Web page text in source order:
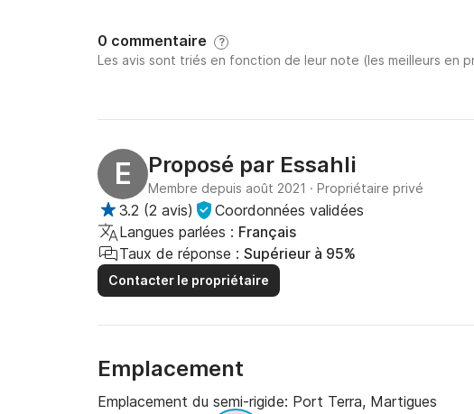
0 commentaire ?
Les avis sont triés en fonction de leur note (les meilleurs en
E Proposé par Essahli
Membre depuis août 2021 · Propriétaire privé
3.2 (2 avis)
Coordonnées validées
Langues parlées : Français
Taux de réponse : Supérieur à 95%
Contacter le propriétaire
Emplacement
Emplacement du semi-rigide: Port Terra, Martigues